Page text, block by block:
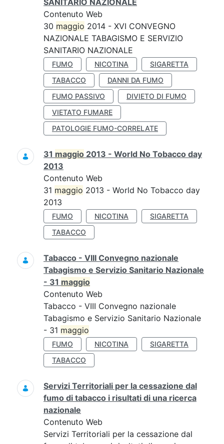
SANITARIO NAZIONALE
Contenuto Web
30 maggio 2014 - XVI CONVEGNO
NAZIONALE TABAGISMO E SERVIZIO
SANITARIO NAZIONALE
FUMO NICOTINA
SIGARETTA
TABACCO
DANNI DA FUMO
FUMO PASSIVO
DIVIETO DI FUMO
VIETATO FUMARE
PATOLOGIE FUMO-CORRELATE
31 maggio 2013 - World No Tobacco day
2013
Contenuto Web
31 maggio 2013 - World No Tobacco day
2013
FUMO NICOTINA
SIGARETTA
TABACCO
Tabacco - VIII Convegno nazionale
Tabagismo e Servizio Sanitario Nazionale
- 31 maggio
Contenuto Web
Tabacco - VIII Convegno nazionale
Tabagismo e Servizio Sanitario Nazionale
- 31 maggio
FUMO NICOTINA
SIGARETTA
TABACCO
Servizi Territoriali per la cessazione dal
fumo di tabacco i risultati di una ricerca
nazionale
Contenuto Web
Servizi Territoriali per la cessazione dal